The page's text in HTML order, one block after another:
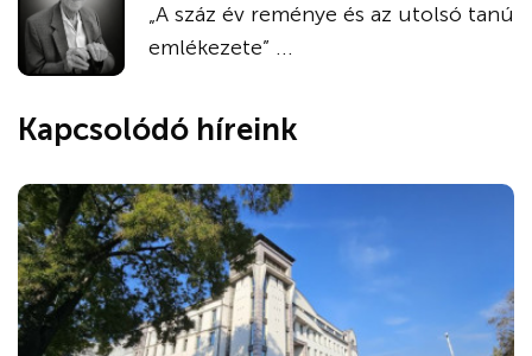
„A száz év reménye és az utolsó tanú
emlékezete” ...
Kapcsolódó híreink